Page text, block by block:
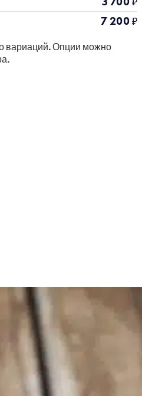
7 200₽
вариаций. Опции можно